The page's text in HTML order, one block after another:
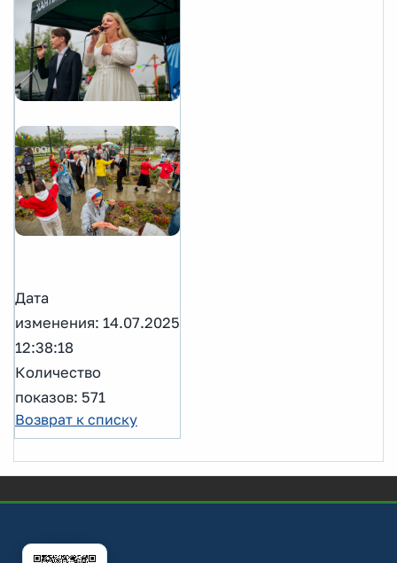
Дата
изменения: 14.07.2025
12:38:18
Количество
показов: 571
Возврат к списку